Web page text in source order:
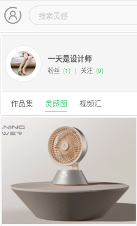
用户中心-灵感图
主导航
一天是设计师
粉丝 (1) | 关注 (0)
作品集 灵感图 视频汇